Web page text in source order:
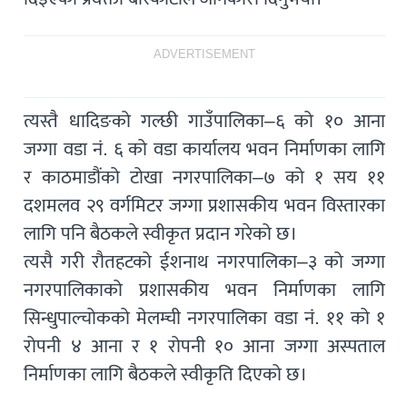
ADVERTISEMENT
त्यस्तै धादिङको गल्छी गाउँपालिका–६ को १० आना
जग्गा वडा नं. ६ को वडा कार्यालय भवन निर्माणका लागि
र काठमाडौंको टोखा नगरपालिका–७ को १ सय ११
दशमलव २९ वर्गमिटर जग्गा प्रशासकीय भवन विस्तारका
लागि पनि बैठकले स्वीकृत प्रदान गरेको छ।
त्यसै गरी रौतहटको ईशनाथ नगरपालिका–३ को जग्गा
नगरपालिकाको प्रशासकीय भवन निर्माणका लागि
सिन्धुपाल्चोकको मेलम्ची नगरपालिका वडा नं. ११ को १
रोपनी ४ आना र १ रोपनी १० आना जग्गा अस्पताल
निर्माणका लागि बैठकले स्वीकृति दिएको छ।